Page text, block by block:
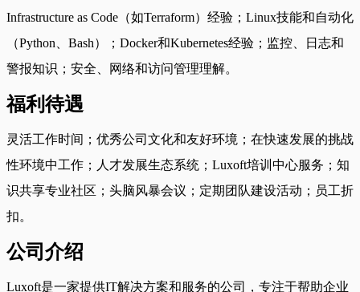
Infrastructure as Code（如Terraform）经验；Linux技能和自动化
（Python、Bash）；Docker和Kubernetes经验；监控、日志和
警报知识；安全、网络和访问管理理解。
福利待遇
灵活工作时间；优秀公司文化和友好环境；在快速发展的挑战
性环境中工作；人才发展生态系统；Luxoft培训中心服务；知
识共享专业社区；头脑风暴会议；定期团队建设活动；员工折
扣。
公司介绍
Luxoft是一家提供IT解决方案和服务的公司，专注于帮助企业